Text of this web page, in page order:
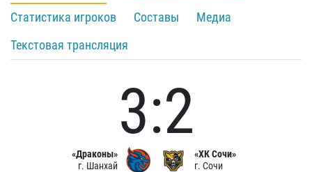
Статистика игроков
Составы
Медиа
Текстовая трансляция
«Драконы»
г. Шанхай
3:2
«ХК Сочи»
г. Сочи